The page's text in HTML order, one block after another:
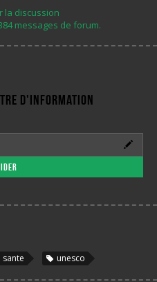
la discussion
messages de forum.
d'information
sante unesco